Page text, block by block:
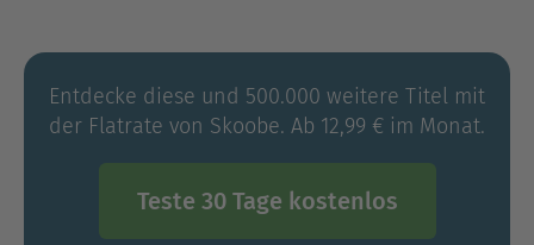
Entdecke diese und 500.000 weitere Titel mit
der Flatrate von Skoobe. Ab 12,99 € im Monat.
Teste 30 Tage kostenlos